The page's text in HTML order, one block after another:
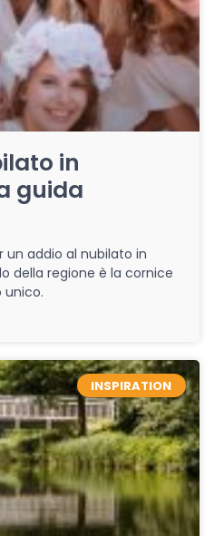
in
guida
un addio al nubilato in
della regione è la cornice
INSPIRATION